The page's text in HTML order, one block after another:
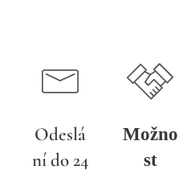
Odeslá
ní do 24
Možno
st